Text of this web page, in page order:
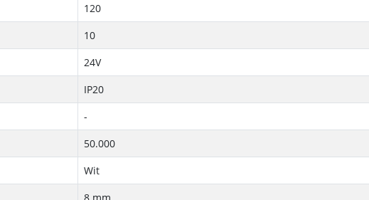
120
10
24V
IP20
-
50.000
Wit
8 mm